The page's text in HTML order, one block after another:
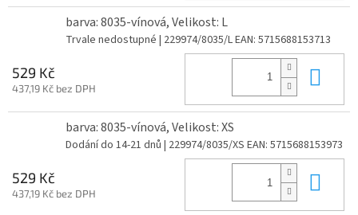
barva: 8035-vínová, Velikost: L
Trvale nedostupné | 229974/8035/LEAN: 5715688153713
529 Kč
437,19 Kč bez DPH
barva: 8035-vínová, Velikost: XS
Dodání do 14-21 dnů | 229974/8035/XS EAN: 5715688153973
529 Kč
437,19 Kč bez DPH